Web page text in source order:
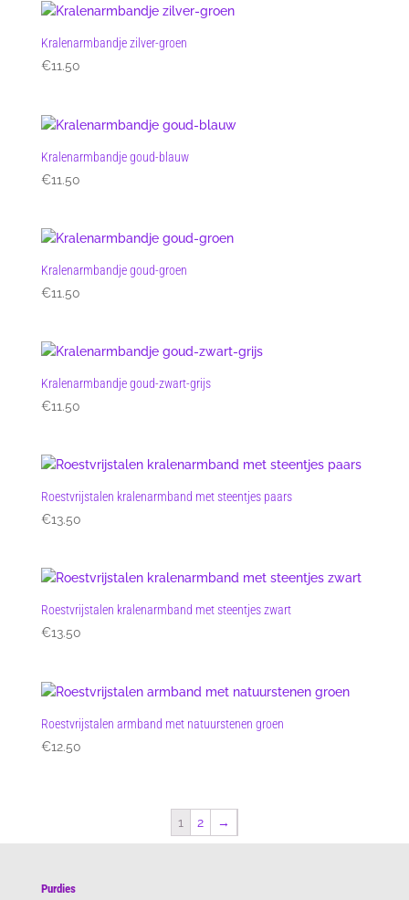
Kralenarmbandje zilver-groen
€11.50
Kralenarmbandje goud-blauw
€11.50
Kralenarmbandje goud-groen
€11.50
Kralenarmbandje goud-zwart-grijs
€11.50
Roestvrijstalen kralenarmband met steentjes paars
€13.50
Roestvrijstalen kralenarmband met steentjes zwart
€13.50
Roestvrijstalen armband met natuurstenen groen
€12.50
1 2 →
Purdies